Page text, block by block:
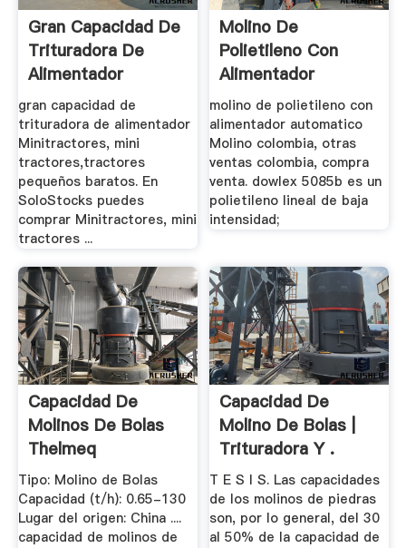
Gran Capacidad De
Trituradora De
Alimentador
gran capacidad de
trituradora de alimentador
Minitractores, mini
tractores,tractores
pequeños baratos. En
SoloStocks puedes
comprar Minitractores, mini
tractores ...
Molino De
Polietileno Con
Alimentador
Automatico
molino de polietileno con
alimentador automatico
Molino colombia, otras
ventas colombia, compra
venta. dowlex 5085b es un
polietileno lineal de baja
intensidad;
Capacidad De
Molinos De Bolas
Thelmeq
Tipo: Molino de Bolas
Capacidad (t/h): 0.65-130
Lugar del origen: China ....
capacidad de molinos de
Capacidad De
Molino De Bolas |
Trituradora Y .
T E S I S. Las capacidades
de los molinos de piedras
son, por lo general, del 30
al 50% de la capacidad de